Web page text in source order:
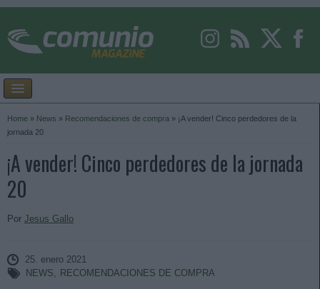
Home » News » Recomendaciones de compra » ¡A vender! Cinco perdedores de la
jornada 20
¡A vender! Cinco perdedores de la jornada
20
Por Jesus Gallo
25. enero 2021
NEWS, RECOMENDACIONES DE COMPRA